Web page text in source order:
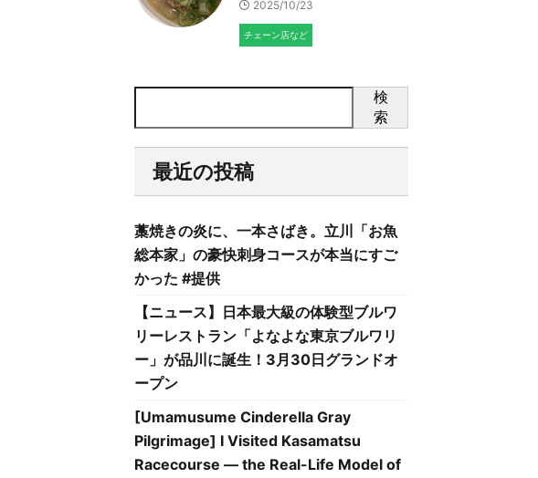
2025/10/23
チェーン店など
検
索
最近の投稿
藁焼きの炎に、一本さばき。立川「お魚
総本家」の豪快刺身コースが本当にすご
かった #提供
【ニュース】日本最大級の体験型ブルワ
リーレストラン「よなよな東京ブルワリ
ー」が品川に誕生！3月30日グランドオ
ープン
[Umamusume Cinderella Gray
Pilgrimage] I Visited Kasamatsu
Racecourse — the Real-Life Model of